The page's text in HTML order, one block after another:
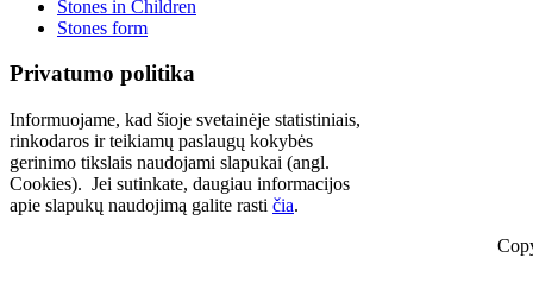
Stones in Children
Stones form
Privatumo politika
Informuojame, kad šioje svetainėje statistiniais,
rinkodaros ir teikiamų paslaugų kokybės
gerinimo tikslais naudojami slapukai (angl.
Cookies). Jei sutinkate, daugiau informacijos
apie slapukų naudojimą galite rasti čia.